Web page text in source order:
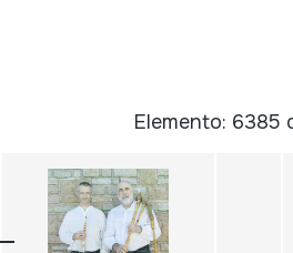
Elemento: 6385